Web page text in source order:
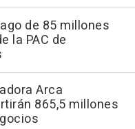
de 85 millones
la PAC de
Arca
865,5 millones